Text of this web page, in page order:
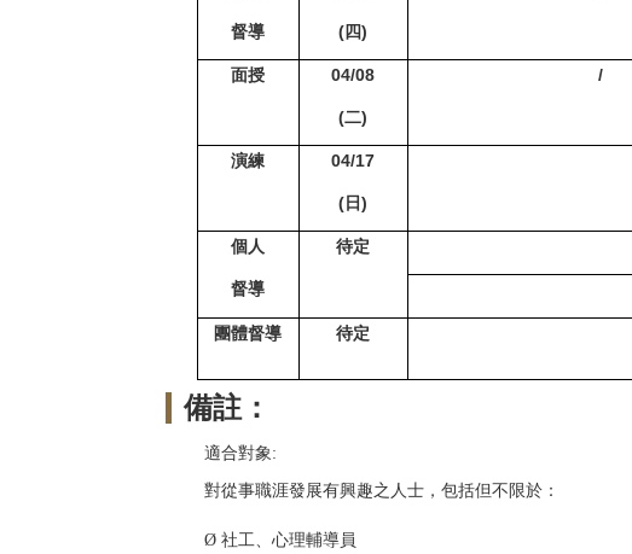
督導 (四)
面授 04/08
(二)
/
演練 04/17
(日)
個人
督導
待定
團體督導 待定
備註：
適合對象:
對從事職涯發展有興趣之人士，包括但不限於：
Ø 社工、心理輔導員